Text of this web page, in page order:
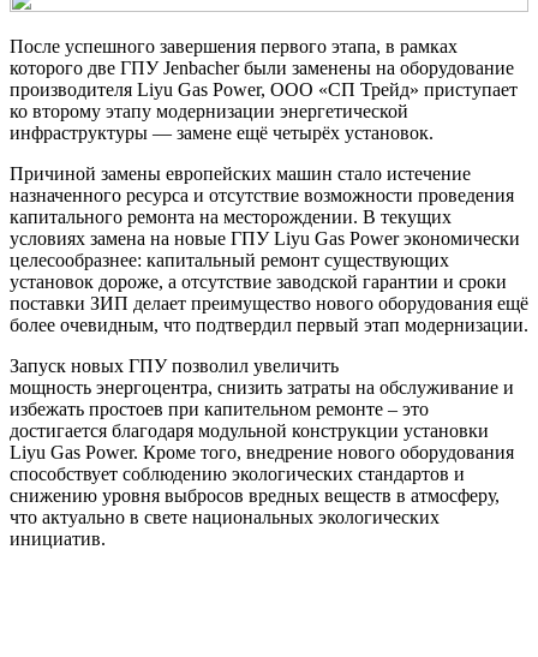
После успешного завершения первого этапа, в рамках
которого две ГПУ Jenbacher были заменены на оборудование
производителя Liyu Gas Power, ООО «СП Трейд» приступает
ко второму этапу модернизации энергетической
инфраструктуры — замене ещё четырёх установок.
Причиной замены европейских машин стало истечение
назначенного ресурса и отсутствие возможности проведения
капитального ремонта на месторождении. В текущих
условиях замена на новые ГПУ Liyu Gas Power экономически
целесообразнее: капитальный ремонт существующих
установок дороже, а отсутствие заводской гарантии и сроки
поставки ЗИП делает преимущество нового оборудования ещё
более очевидным, что подтвердил первый этап модернизации.
Запуск новых ГПУ позволил увеличить
мощность энергоцентра, снизить затраты на обслуживание и
избежать простоев при капительном ремонте – это
достигается благодаря модульной конструкции установки
Liyu Gas Power. Кроме того, внедрение нового оборудования
способствует соблюдению экологических стандартов и
снижению уровня выбросов вредных веществ в атмосферу,
что актуально в свете национальных экологических
инициатив.